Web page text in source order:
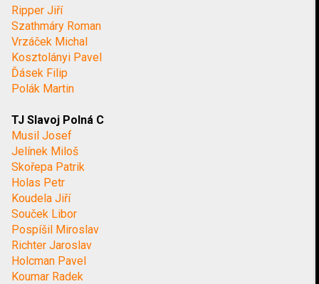
Ripper Jiří
Szathmáry Roman
Vrzáček Michal
Kosztolányi Pavel
Ďásek Filip
Polák Martin
TJ Slavoj Polná C
Musil Josef
Jelínek Miloš
Skořepa Patrik
Holas Petr
Koudela Jiří
Souček Libor
Pospíšil Miroslav
Richter Jaroslav
Holcman Pavel
Koumar Radek